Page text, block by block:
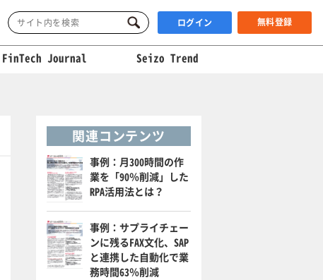
ログイン 無料登録
FinTech Journal Seizo Trend
関連コンテンツ
事例：月300時間の作
業を「90％削減」した
RPA活用法とは？
事例：サプライチェー
ンに残るFAX文化、SAP
と連携した自動化で業
務時間63％削減